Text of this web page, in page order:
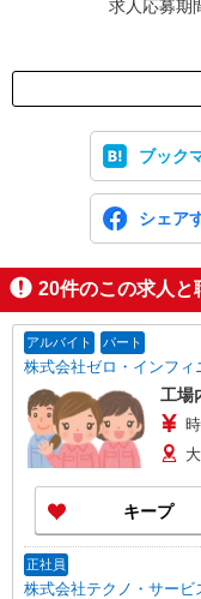
求人応募期
ブック
シェア
20件のこの求人と
アルバイト パート
株式会社ゼロ・インフィ
工場
キープ
正社員
株式会社テクノ・サー